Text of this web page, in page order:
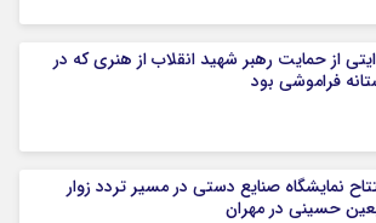
از حمایت رهبر شهید انقلاب از هنری که در
فراموشی بود
نمایشگاه صنایع دستی در مسیر تردد زوار
حسینی در مهران